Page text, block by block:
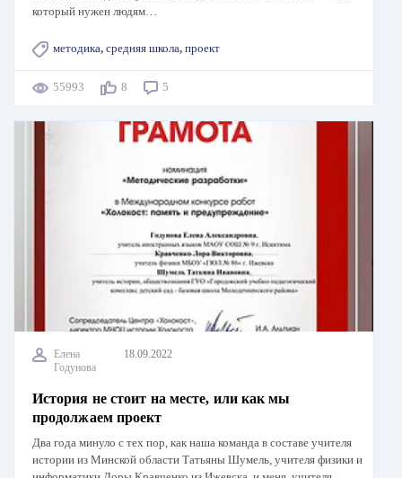
который нужен людям…
методика, средняя школа, проект
55993 8 5
Елена
Годунова
18.09.2022
История не стоит на месте, или как мы
продолжаем проект
Два года минуло с тех пор, как наша команда в составе учителя
истории из Минской области Татьяны Шумель, учителя физики и